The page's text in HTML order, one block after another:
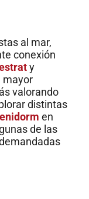
al mar,
conexión
y
mayor
valorando
distintas
en
de las